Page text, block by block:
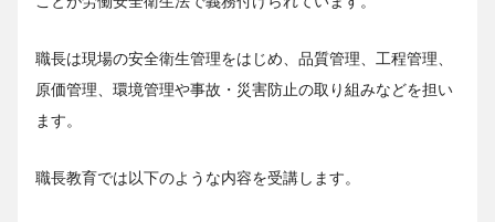
職長は現場の安全衛生管理をはじめ、品質管理、工程管理、
原価管理、環境管理や事故・災害防止の取り組みなどを担い
ます。
職長教育では以下のような内容を受講します。